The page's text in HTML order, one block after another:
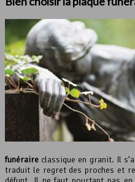
funéraire classique en granit. Il
traduit le regret des proches et